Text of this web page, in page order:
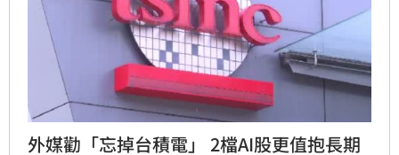
外媒勸「忘掉台積電」 2檔AI股更值抱長期